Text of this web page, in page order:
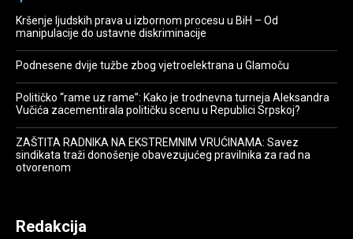
Kršenje ljudskih prava u izbornom procesu u BiH – Od
manipulacije do ustavne diskriminacije
Podnesene dvije tužbe zbog vjetroelektrana u Glamoču
Političko “rame uz rame”: Kako je trodnevna turneja Aleksandra
Vučića zacementirala političku scenu u Republici Srpskoj?
ZAŠTITA RADNIKA NA EKSTREMNIM VRUĆINAMA: Savez
sindikata traži donošenje obavezujućeg pravilnika za rad na
otvorenom
Redakcija